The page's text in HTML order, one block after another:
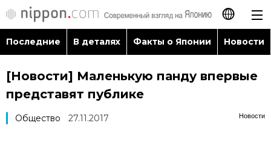
日本語
English
Последние
Последние В деталях Факты о Японии Новости
[Новости] Маленькую панду впервые
представят публике
Новости
Общество 27.11.2017